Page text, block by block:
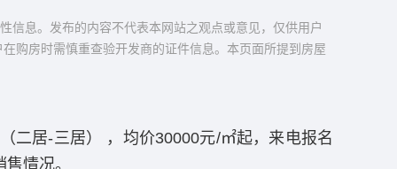
息。发布的内容不代表本网站之观点或意见，仅供用户
购房时需慎重查验开发商的证件信息。本页面所提到房屋
二居-三居） ，均价30000元/㎡起，来电报名
情况。